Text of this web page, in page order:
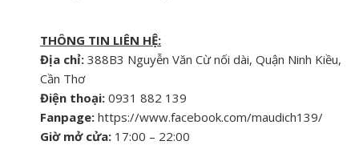
THÔNG TIN LIÊN HỆ:
Địa chỉ: 388B3 Nguyễn Văn Cừ nối dài, Quận Ninh Kiều,
Cần Thơ
Điện thoại: 0931 882 139
Fanpage: https://www.facebook.com/maudich139/
Giờ mở cửa: 17:00 – 22:00